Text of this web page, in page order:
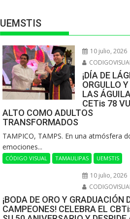
UEMSTIS
10 julio, 2026
¡DÍA DE
ORGULLO
LAS
CETis 78
ALTO COMO ADULTOS
TRANSFORMADOS
​TAMPICO, TAMPS. En una atmósfera
emociones...
CÓDIGO VISUAL TAMAULIPAS UEMSTIS
10 julio, 2026
¡BODA DE ORO Y GRADUACIÓN
CAMPEONES! CELEBRA EL